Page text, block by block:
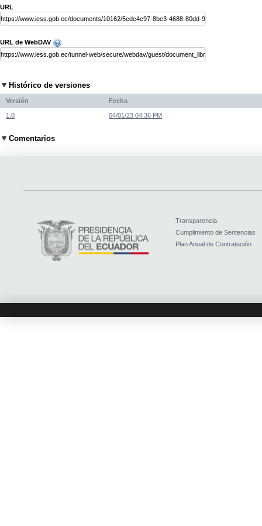
URL
URL de WebDAV
Histórico de versiones
Versión Fecha
1.0 04/01/23 04:36 PM
Comentarios
Transparencia
Cumplimiento de Sentencias
Plan Anual de Contratación